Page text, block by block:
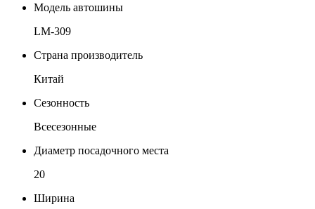
Модель автошины
LM-309
Страна производитель
Китай
Сезонность
Всесезонные
Диаметр посадочного места
20
Ширина